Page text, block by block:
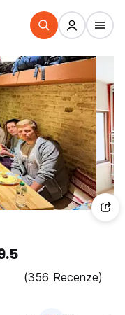
(356 Recenze)